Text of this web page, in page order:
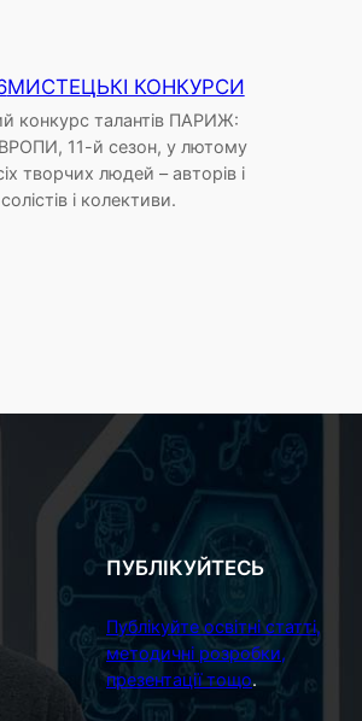
МИСТЕЦЬКІ КОНКУРСИ
конкурс талантів ПАРИЖ:
11-й сезон, у лютому
творчих людей – авторів і
і колективи.
ПУБЛІКУЙТЕСЬ
Публікуйте освітні статті,
методичні розробки,
презентації тощо.